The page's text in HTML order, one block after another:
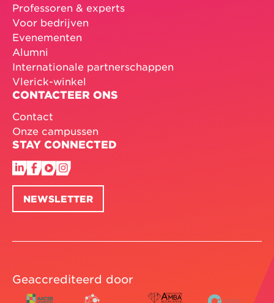
Professoren & experts
Voor bedrijven
Evenementen
Alumni
Internationale partnerschappen
Vlerick-winkel
CONTACTEER ONS
Contact
Onze campussen
STAY CONNECTED
NEWSLETTER
Geaccrediteerd door